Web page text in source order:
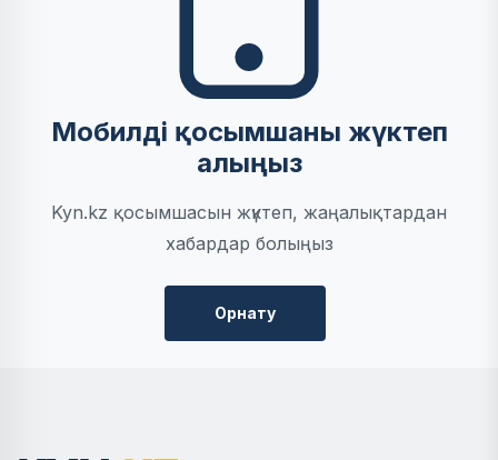
Мобилді қосымшаны жүктеп
алыңыз
Kyn.kz қосымшасын жүктеп, жаңалықтардан
хабардар болыңыз
Орнату